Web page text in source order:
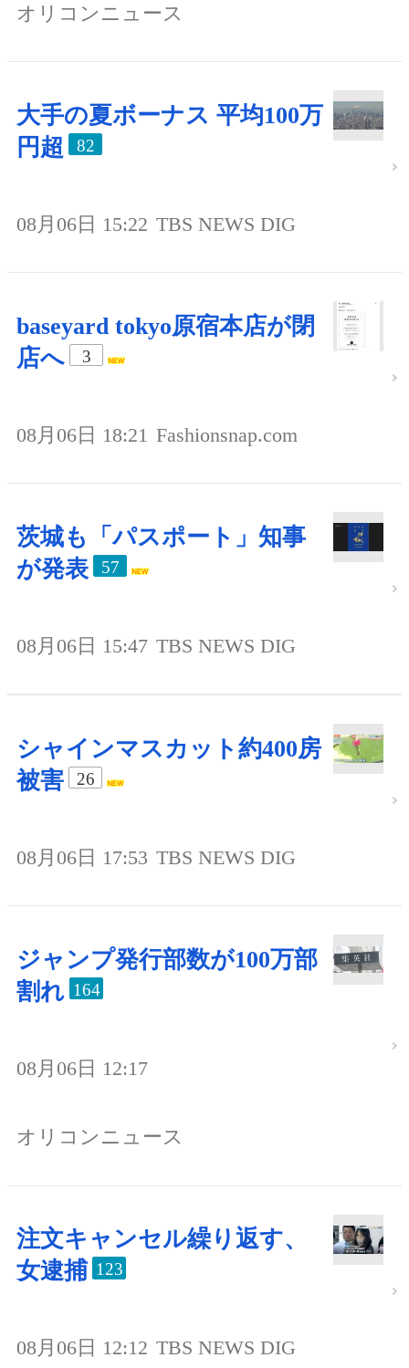
オリコンニュース
大手の夏ボーナス 平均100万
円超
82
08月06日 15:22 TBS NEWS DIG
baseyard tokyo原宿本店が閉
店へ
3
08月06日 18:21 Fashionsnap.com
茨城も「パスポート」知事
が発表
57
08月06日 15:47 TBS NEWS DIG
シャインマスカット約400房
被害
26
08月06日 17:53 TBS NEWS DIG
ジャンプ発行部数が100万部
割れ 164
08月06日 12:17
オリコンニュース
注文キャンセル繰り返す、
女逮捕 123
08月06日 12:12 TBS NEWS DIG